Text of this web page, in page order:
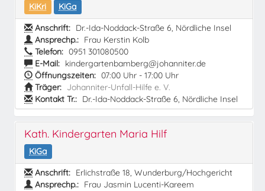
KiKri
KiGa
Anschrift: Dr.-Ida-Noddack-Straße 6, Nördliche Insel
Ansprechp.: Frau Kerstin Kolb
Telefon: 0951 301080500
E-Mail: kindergartenbamberg@johanniter.de
Öffnungszeiten: 07:00 Uhr - 17:00 Uhr
Träger: Johanniter-Unfall-Hilfe e. V.
Kontakt Tr.: Dr.-Ida-Noddack-Straße 6, Nördliche Insel
Kath. Kindergarten Maria Hilf
KiGa
Anschrift: Erlichstraße 18, Wunderburg/Hochgericht
Ansprechp.: Frau Jasmin Lucenti-Kareem